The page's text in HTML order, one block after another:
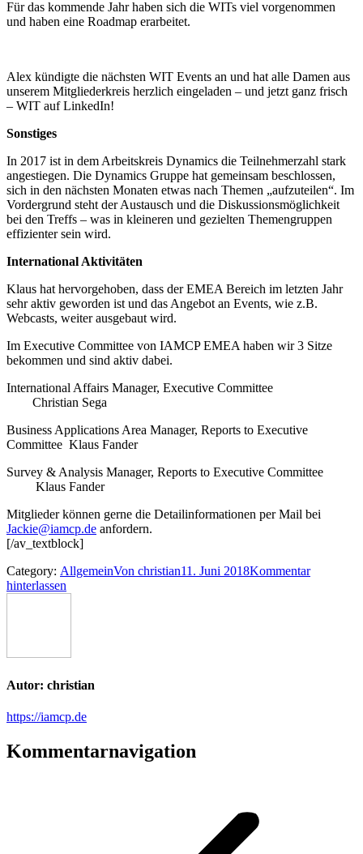
Für das kommende Jahr haben sich die WITs viel vorgenommen
und haben eine Roadmap erarbeitet.
Alex kündigte die nächsten WIT Events an und hat alle Damen aus
unserem Mitgliederkreis herzlich eingeladen – und jetzt ganz frisch
– WIT auf LinkedIn!
Sonstiges
In 2017 ist in dem Arbeitskreis Dynamics die Teilnehmerzahl stark
angestiegen. Die Dynamics Gruppe hat gemeinsam beschlossen,
sich in den nächsten Monaten etwas nach Themen „aufzuteilen“. Im
Vordergrund steht der Austausch und die Diskussionsmöglichkeit
bei den Treffs – was in kleineren und gezielten Themengruppen
effizienter sein wird.
International Aktivitäten
Klaus hat hervorgehoben, dass der EMEA Bereich im letzten Jahr
sehr aktiv geworden ist und das Angebot an Events, wie z.B.
Webcasts, weiter ausgebaut wird.
Im Executive Committee von IAMCP EMEA haben wir 3 Sitze
bekommen und sind aktiv dabei.
International Affairs Manager, Executive Committee
Christian Sega
Business Applications Area Manager, Reports to Executive
Committee Klaus Fander
Survey & Analysis Manager, Reports to Executive Committee
Klaus Fander
Mitglieder können gerne die Detailinformationen per Mail bei
Jackie@iamcp.de anfordern.
[/av_textblock]
Category: AllgemeinVon christian11. Juni 2018Kommentar
hinterlassen
Autor: christian
https://iamcp.de
Kommentarnavigation